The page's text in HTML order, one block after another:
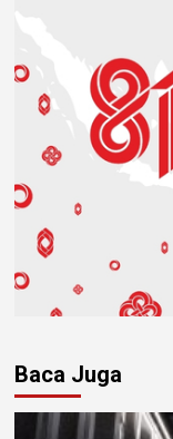
Baca Juga